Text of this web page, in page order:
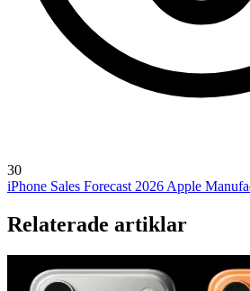
30
iPhone Sales Forecast 2026 Apple
Relaterade artiklar